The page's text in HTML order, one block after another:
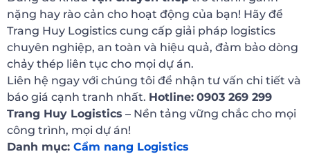
nặng hay rào cản cho hoạt động của bạn! Hãy để
Trang Huy Logistics cung cấp giải pháp logistics
chuyên nghiệp, an toàn và hiệu quả, đảm bảo dòng
chảy thép liên tục cho mọi dự án.
Liên hệ ngay với chúng tôi để nhận tư vấn chi tiết và
báo giá cạnh tranh nhất. Hotline: 0903 269 299
Trang Huy Logistics – Nền tảng vững chắc cho mọi
công trình, mọi dự án!
Danh mục: Cẩm nang Logistics